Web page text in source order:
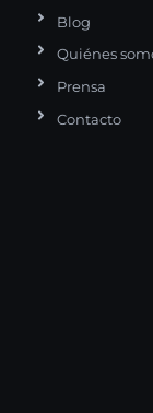
Blog
Quiénes
Prensa
Contacto